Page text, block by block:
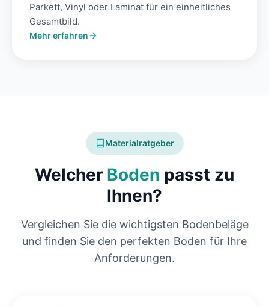
Parkett, Vinyl oder Laminat für ein einheitliches
Gesamtbild.
Mehr erfahren
Materialratgeber
Welcher Boden passt zu
Ihnen?
Vergleichen Sie die wichtigsten Bodenbeläge
und finden Sie den perfekten Boden für Ihre
Anforderungen.